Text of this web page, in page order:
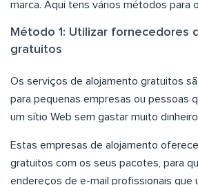
marca. Aqui tens vários métodos para
Método 1: Utilizar fornecedores
gratuitos
Os serviços de alojamento gratuitos
para pequenas empresas ou pessoas
um sítio Web sem gastar muito
Estas empresas de alojamento
gratuitos com os seus pacotes, para
endereços de e-mail profissionais que